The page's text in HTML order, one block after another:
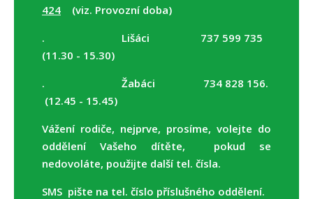
424 (viz. Provozní doba)
. Lišáci 737 599 735
(11.30 - 15.30)
. Žabáci 734 828 156.
(12.45 - 15.45)
Vážení rodiče, nejprve, prosíme, volejte do
oddělení Vašeho dítěte, pokud se
nedovoláte, použijte další tel. čísla.
SMS pište na tel. číslo příslušného oddělení.